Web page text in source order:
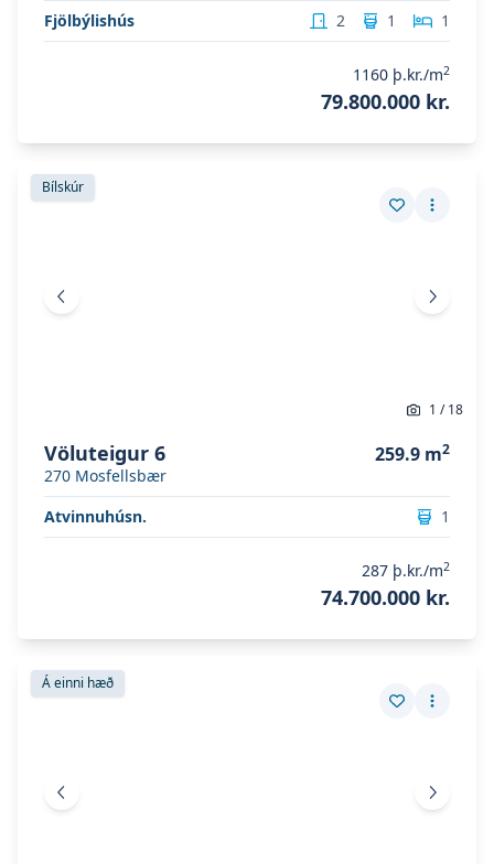
Fjölbýlishús 2 1 1
1160 þ.kr./m2
79.800.000 kr.
Skoða eignina
Bílskúr
Vista eign
Fleiri
Skoða eignina
Fyrri mynd Næsta
1 /18
Völuteigur 6
270 Mosfellsbær
259.9 m2
Atvinnuhúsn. 1
287 þ.kr./m2
74.700.000 kr.
Skoða eignina
Á einni hæð
Vista eign
Fleiri
Skoða eignina
Fyrri mynd Næsta